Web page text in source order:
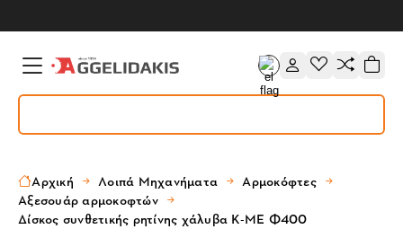
Αρχική Λοιπά Μηχανήματα
Αρμοκόφτες
Αξεσουάρ αρμοκοφτών
Δίσκος συνθετικής ρητίνης χάλυβα K-ME Φ400